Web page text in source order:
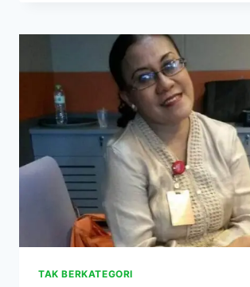
DARAH
YANG
DIDERITA
IBU
ANI
SBY
DAN
ANAK
DENADA
TAK BERKATEGORI